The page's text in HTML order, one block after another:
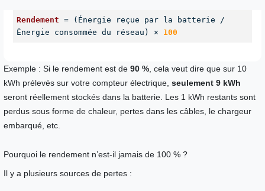
Rendement = (Énergie reçue par la batterie /
Énergie consommée du réseau) × 100
Exemple : Si le rendement est de 90 % , cela veut dire que sur 10
kWh prélevés sur votre compteur électrique, seulement 9 kWh
seront réellement stockés dans la batterie. Les 1 kWh restants sont
perdus sous forme de chaleur, pertes dans les câbles, le chargeur
embarqué, etc.
Pourquoi le rendement n’est-il jamais de 100 % ?
Il y a plusieurs sources de pertes :